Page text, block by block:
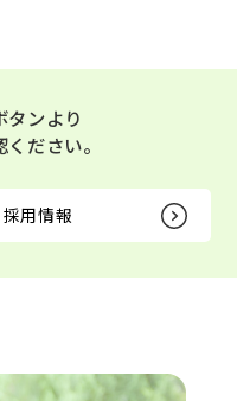
タンより
ださい。
用情報